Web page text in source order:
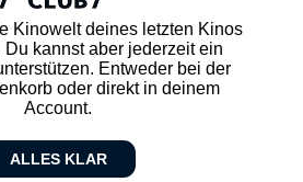
Kinowelt deines letzten Kinos
kannst aber jederzeit ein
Entweder bei der
oder direkt in deinem
Account.
ALLES KLAR
FAQ
Newsletter
Partner